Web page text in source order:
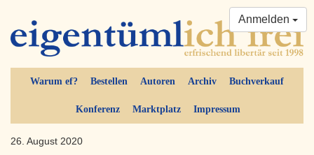
Warum ef? Bestellen Autoren Archiv Buchverkauf
Konferenz Marktplatz Impressum
Anmelden
26. August 2020